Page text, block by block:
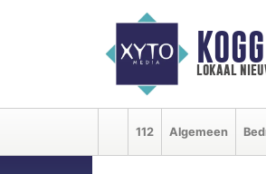
lokaal
112 Algemeen